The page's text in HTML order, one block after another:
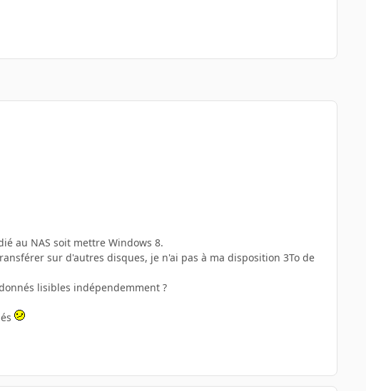
au NAS soit mettre Windows 8.
sur d'autres disques, je n'ai pas à ma disposition 3To de
lisibles indépendemment ?